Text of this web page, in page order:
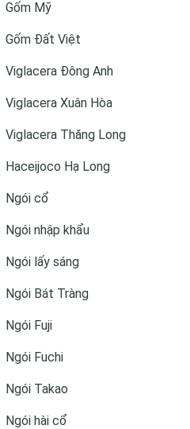
Gốm Mỹ
Gốm Đất Việt
Viglacera Đông Anh
Viglacera Xuân Hòa
Viglacera Thăng Long
Haceijoco Hạ Long
Ngói cổ
Ngói nhập khẩu
Ngói lấy sáng
Ngói Bát Tràng
Ngói Fuji
Ngói Fuchi
Ngói Takao
Ngói hài cổ